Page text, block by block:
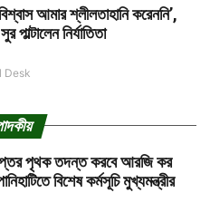
আমার শ্লীলতাহানি করেননি’,
পাল্টালেন নির্যাতিতা
Desk
পৃথক তদন্ত করবে আরজি কর
বিশেষ কর্মসূচি মুখ্যমন্ত্রীর